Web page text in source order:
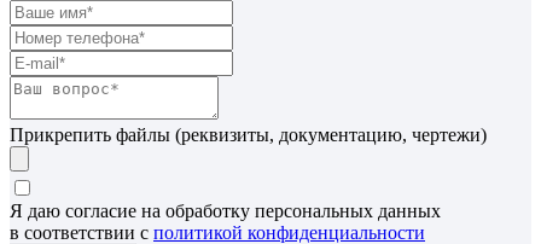
Прикрепить файлы (реквизиты, документацию, чертежи)
Я даю согласие на обработку персональных данных
в соответствии с политикой конфиденциальности